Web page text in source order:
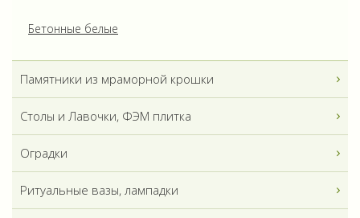
Бетонные белые
Памятники из мраморной крошки
Столы и Лавочки, ФЭМ плитка
Оградки
Ритуальные вазы, лампадки